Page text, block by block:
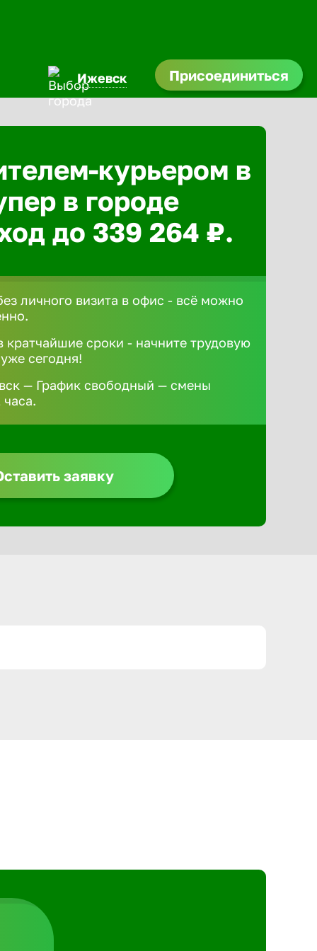
Ижевск Присоединиться
курьером в
в городе
до 339 264 ₽.
личного визита в офис - всё можно
сроки - начните трудовую
сегодня!
— График свободный — смены
заявку